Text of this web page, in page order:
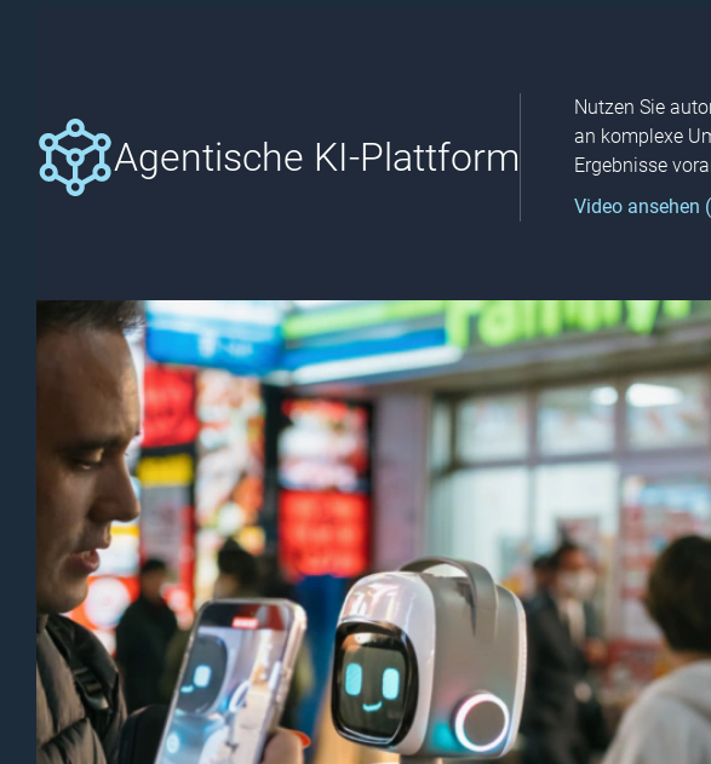
Agentische KI-Plattform
Nutzen Sie
an komplexe
Ergebnisse
Video ansehen